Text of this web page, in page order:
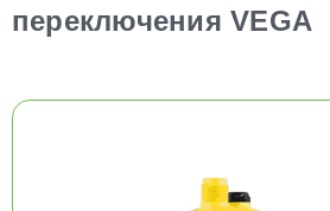
переключения VEGA